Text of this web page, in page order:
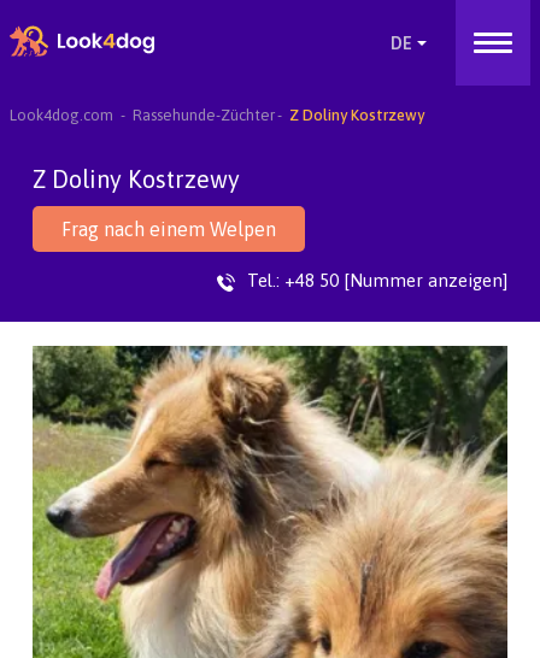
Look4dog.com Rassehunde-Züchter Z Doliny Kostrzewy
Z Doliny Kostrzewy
Frag nach einem Welpen
Tel.: +48 50 [Nummer anzeigen]